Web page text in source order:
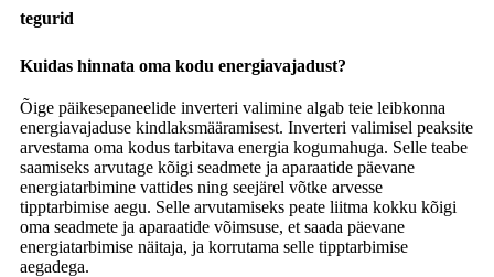
tegurid
Kuidas hinnata oma kodu energiavajadust?
Õige päikesepaneelide inverteri valimine algab teie leibkonna
energiavajaduse kindlaksmääramisest. Inverteri valimisel peaksite
arvestama oma kodus tarbitava energia kogumahuga. Selle teabe
saamiseks arvutage kõigi seadmete ja aparaatide päevane
energiatarbimine vattides ning seejärel võtke arvesse
tipptarbimise aegu. Selle arvutamiseks peate liitma kokku kõigi
oma seadmete ja aparaatide võimsuse, et saada päevane
energiatarbimise näitaja, ja korrutama selle tipptarbimise
aegadega.